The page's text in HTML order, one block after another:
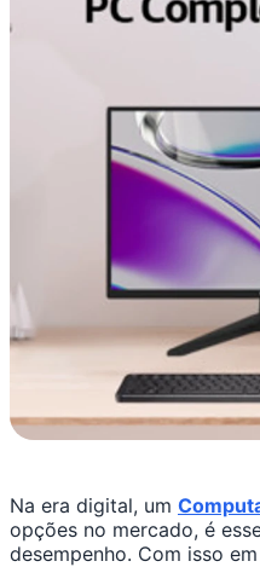
Na era digital, um
opções no mercado, é
desempenho. Com isso